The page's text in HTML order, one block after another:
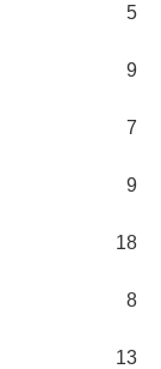
5
9
7
9
18
8
13